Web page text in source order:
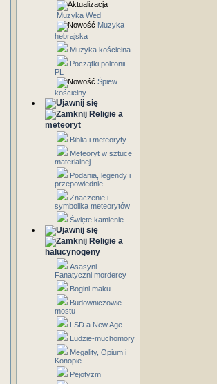
Muzyka Wed
Muzyka
hebrajska
Muzyka kościelna
Początki polifonii
PL
Śpiew
kościelny
Religie a
meteoryt
Biblia i meteoryty
Meteoryt w sztuce
materialnej
Podania, legendy i
przepowiednie
Znaczenie i
symbolika meteorytów
Święte kamienie
Religie a
halucynogeny
Asasyni -
Fanatyczni mordercy
Bogini maku
Budowniczowie
mostu
LSD a New Age
Ludzie-muchomory
Megality, Opium i
Konopie
Pejotyzm